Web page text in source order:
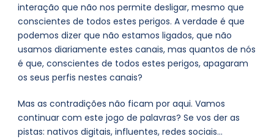
interação que não nos permite desligar, mesmo que
conscientes de todos estes perigos. A verdade é que
podemos dizer que não estamos ligados, que não
usamos diariamente estes canais, mas quantos de nós
é que, conscientes de todos estes perigos, apagaram
os seus perfis nestes canais?
Mas as contradições não ficam por aqui. Vamos
continuar com este jogo de palavras? Se vos der as
pistas: nativos digitais, influentes, redes sociais…